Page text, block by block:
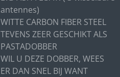
antennes)
WITTE CARBON FIBER STEEL
TEVENS ZEER GESCHIKT ALS
PASTADOBBER
WIL U DEZE DOBBER, WEES
ER DAN SNEL BIJ WANT